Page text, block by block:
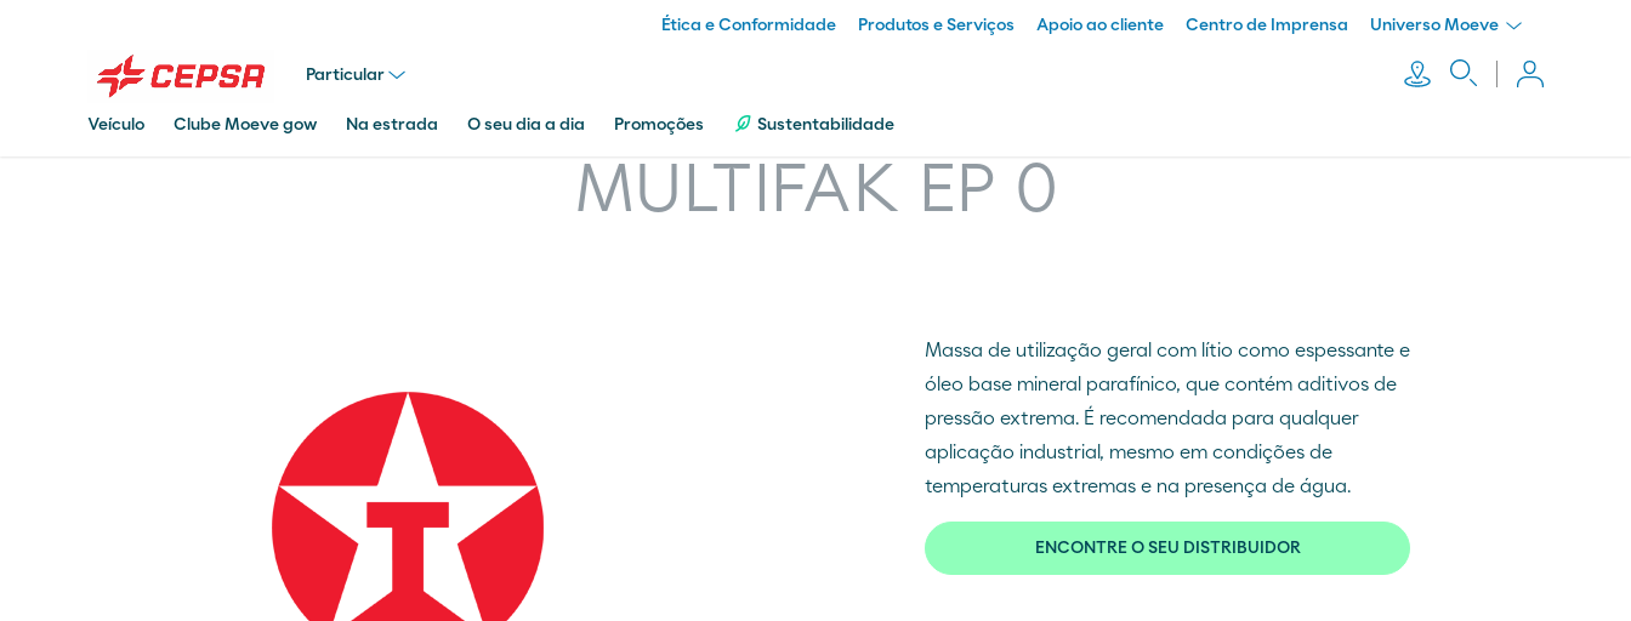
Ética e Conformidade Produtos e Serviços Apoio ao cliente Centro de Imprensa Universo Moeve
Particular
Veículo Clube Moeve gow Na estrada O seu dia a dia Promoções Sustentabilidade
Empresa
MULTIFAK EP 0
Massa de utilização geral com lítio como espessante e
óleo base mineral parafínico, que contém aditivos de
pressão extrema. É recomendada para qualquer
aplicação industrial, mesmo em condições de
temperaturas extremas e na presença de água.
ENCONTRE O SEU DISTRIBUIDOR